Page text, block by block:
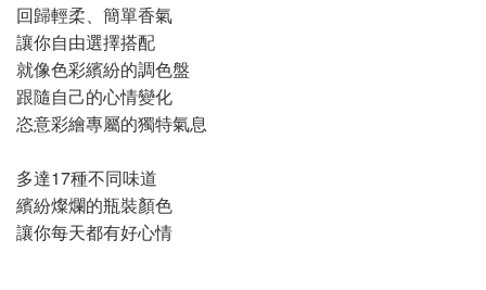
回歸輕柔、簡單香氣
讓你自由選擇搭配
就像色彩繽紛的調色盤
跟隨自己的心情變化
恣意彩繪專屬的獨特氣息
多達17種不同味道
繽紛燦爛的瓶裝顏色
讓你每天都有好心情